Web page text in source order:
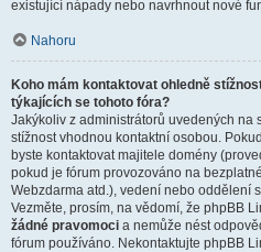
existující nápady nebo navrhnout nové
Nahoru
Koho mám kontaktovat ohledně
týkajících se tohoto fóra?
Jakýkoliv z administrátorů uvedených na
stížnost vhodnou kontaktní osobou.
byste kontaktovat majitele domény
pokud je fórum provozováno na
Webzdarma atd.), vedení nebo oddělení
Vezměte, prosím, na vědomí, že phpBB
žádné pravomoci a nemůže nést
fórum používáno. Nekontaktujte phpBB